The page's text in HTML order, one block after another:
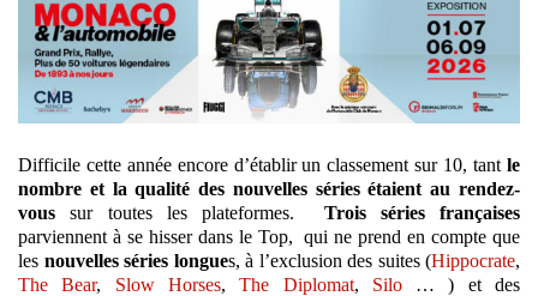
Difficile cette année encore d’établir un classement sur 10, tant le
nombre et la qualité des nouvelles séries étaient au rendez-
vous sur toutes les plateformes.
Trois séries françaises
parviennent à se hisser dans le Top, qui ne prend en compte que
les nouvelles séries longues, à l’exclusion des suites (Hippocrate,
The Bear, Slow Horses,The Diplomat, Silo… ) et des